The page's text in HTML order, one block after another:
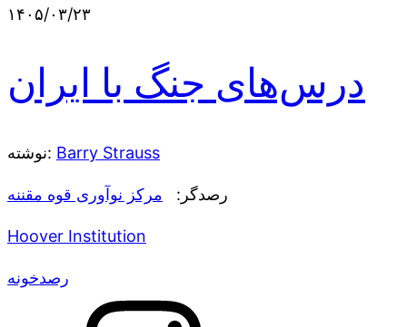
۱۴۰۵/۰۳/۲۳
درس‌های جنگ با ایران
نوشته: Barry Strauss
رصدگر: مرکز نوآوری قوه مقننه
Hoover Institution
رصدخونه